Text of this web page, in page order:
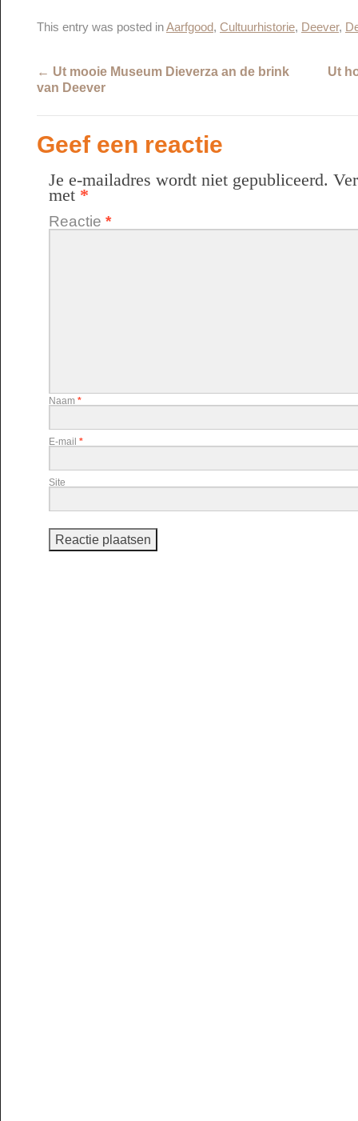
This entry was posted inAarfgood, Cultuurhistorie, Deever,
← Ut mooie Museum Dieverza an de brink
van Deever
Ut
Geef een reactie
Je e-mailadres wordt niet gepubliceerd.
met *
Reactie *
Naam *
E-mail *
Site